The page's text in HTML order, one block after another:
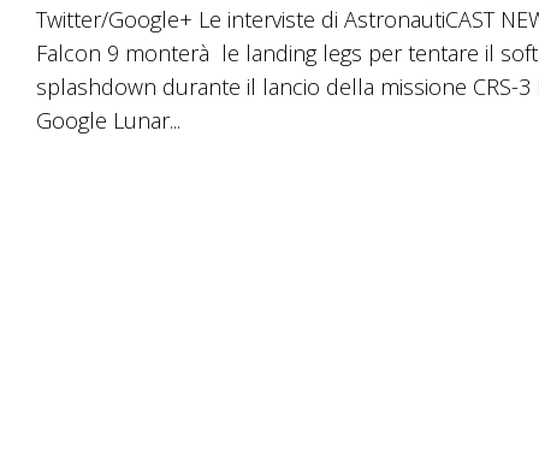
Twitter/Google+ Le interviste di AstronautiCAST
Falcon 9 monterà le landing legs per tentare il soft
splashdown durante il lancio della missione CRS-3
Google Lunar...